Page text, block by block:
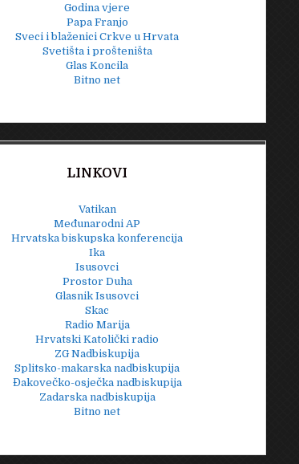
Godina vjere
Papa Franjo
Sveci i blaženici Crkve u Hrvata
Svetišta i prošteništa
Glas Koncila
Bitno net
LINKOVI
Vatikan
Međunarodni AP
Hrvatska biskupska konferencija
Ika
Isusovci
Prostor Duha
Glasnik Isusovci
Skac
Radio Marija
Hrvatski Katolički radio
ZG Nadbiskupija
Splitsko-makarska nadbiskupija
Đakovečko-osječka nadbiskupija
Zadarska nadbiskupija
Bitno net